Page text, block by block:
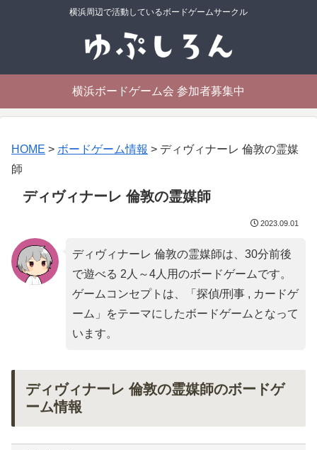
横浜周辺で活動しているボードゲームサークル
横浜ボードゲーム会 参加者募集中
HOME > ボードゲーム情報 > ディヴィナーレ 倫敦の霊媒
師
ディヴィナーレ 倫敦の霊媒師
2023.09.01
ディヴィナーレ 倫敦の霊媒師は、30分前後
で遊べる 2人～4人用のボードゲームです。
ゲームコンセプトは、「 探偵/刑事 , カードゲ
ーム 」をテーマにしたボードゲームとなって
います。
ディヴィナーレ 倫敦の霊媒師のボードゲ
ーム情報